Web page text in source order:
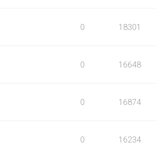
0 18301
0 16648
0 16874
0 16234